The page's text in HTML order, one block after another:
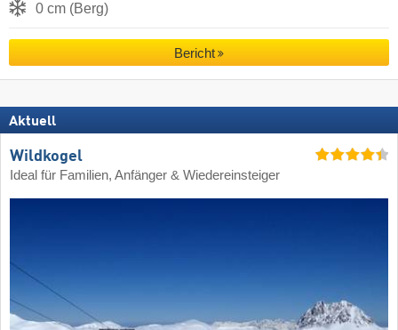
0 cm (Berg)
Bericht
Aktuell
Wildkogel
Ideal für Familien, Anfänger & Wiedereinsteiger